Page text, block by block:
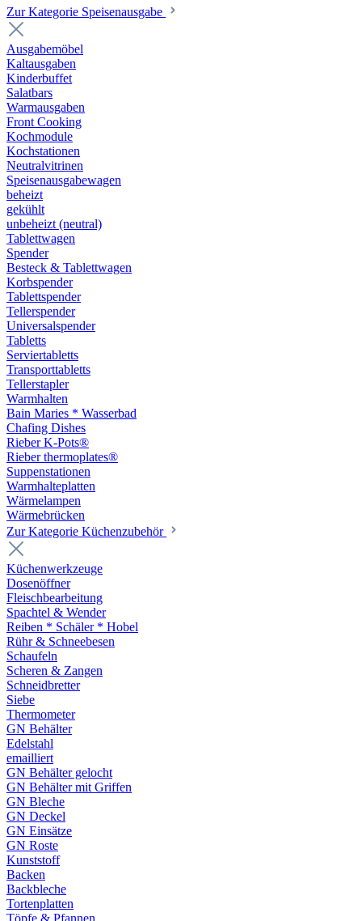
Zur Kategorie Speisenausgabe
Ausgabemöbel
Kaltausgaben
Kinderbuffet
Salatbars
Warmausgaben
Front Cooking
Kochmodule
Kochstationen
Neutralvitrinen
Speisenausgabewagen
beheizt
gekühlt
unbeheizt (neutral)
Tablettwagen
Spender
Besteck & Tablettwagen
Korbspender
Tablettspender
Tellerspender
Universalspender
Tabletts
Serviertabletts
Transporttabletts
Tellerstapler
Warmhalten
Bain Maries * Wasserbad
Chafing Dishes
Rieber K-Pots®
Rieber thermoplates®
Suppenstationen
Warmhalteplatten
Wärmelampen
Wärmebrücken
Zur Kategorie Küchenzubehör
Küchenwerkzeuge
Dosenöffner
Fleischbearbeitung
Spachtel & Wender
Reiben * Schäler * Hobel
Rühr & Schneebesen
Schaufeln
Scheren & Zangen
Schneidbretter
Siebe
Thermometer
GN Behälter
Edelstahl
emailliert
GN Behälter gelocht
GN Behälter mit Griffen
GN Bleche
GN Deckel
GN Einsätze
GN Roste
Kunststoff
Backen
Backbleche
Tortenplatten
Töpfe & Pfannen